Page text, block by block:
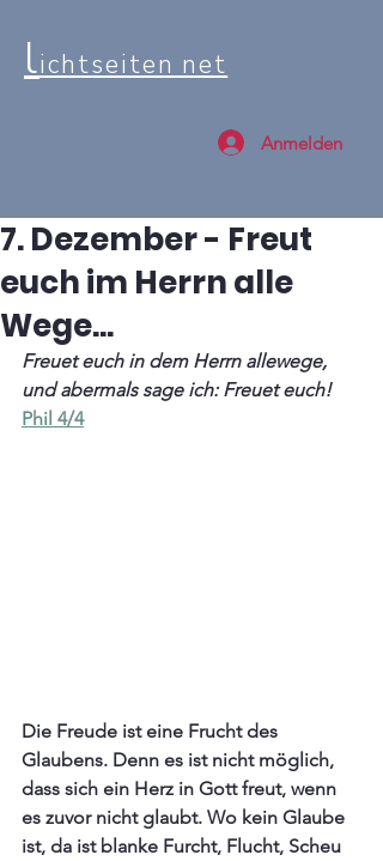
lichtseiten net
Anmelden
7. Dezember - Freut
euch im Herrn alle
Wege...
Freuet euch in dem Herrn allewege,
und abermals sage ich: Freuet euch!
Phil 4/4
Die Freude ist eine Frucht des
Glaubens. Denn es ist nicht möglich,
dass sich ein Herz in Gott freut, wenn
es zuvor nicht glaubt. Wo kein Glaube
ist, da ist blanke Furcht, Flucht, Scheu